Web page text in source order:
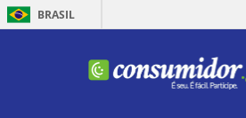
BRASIL